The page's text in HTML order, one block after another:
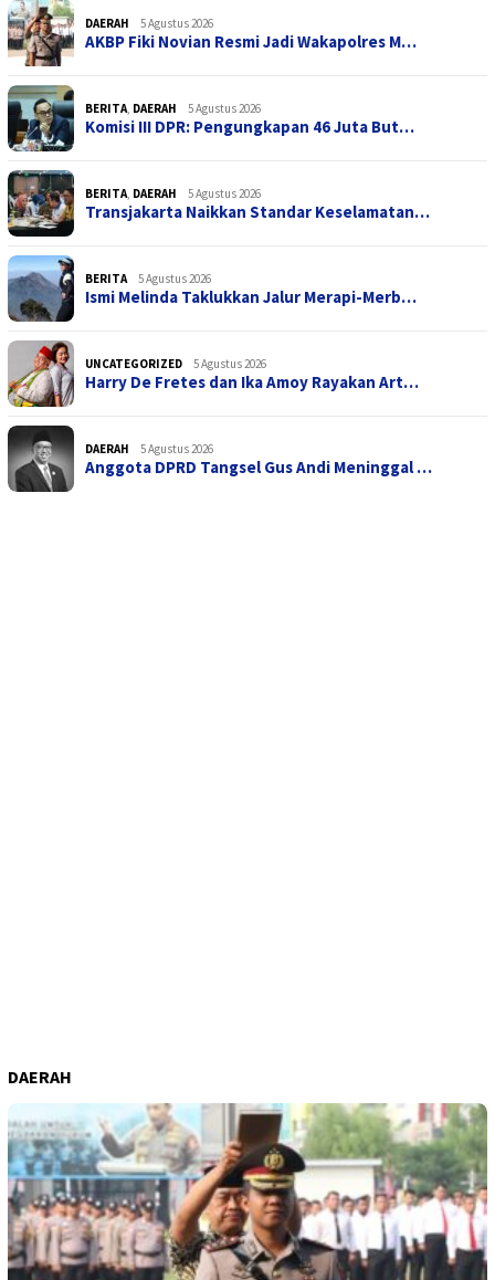
DAERAH 5 Agustus 2026
AKBP Fiki Novian Resmi Jadi Wakapolres M…
BERITA DAERAH 5 Agustus 2026
Komisi III DPR: Pengungkapan 46 Juta But…
BERITA DAERAH 5 Agustus 2026
Transjakarta Naikkan Standar Keselamatan…
BERITA 5 Agustus 2026
Ismi Melinda Taklukkan Jalur Merapi-Merb…
UNCATEGORIZED 5 Agustus 2026
Harry De Fretes dan Ika Amoy Rayakan Art…
DAERAH 5 Agustus 2026
Anggota DPRD Tangsel Gus Andi Meninggal …
DAERAH